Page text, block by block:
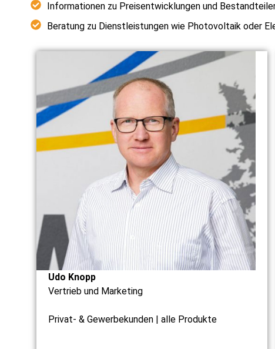
Informationen zu Preisentwicklungen und
Beratung zu Dienstleistungen wie Photovoltaik oder
Udo Knopp
Vertrieb und Marketing
Privat- & Gewerbekunden | alle Produkte